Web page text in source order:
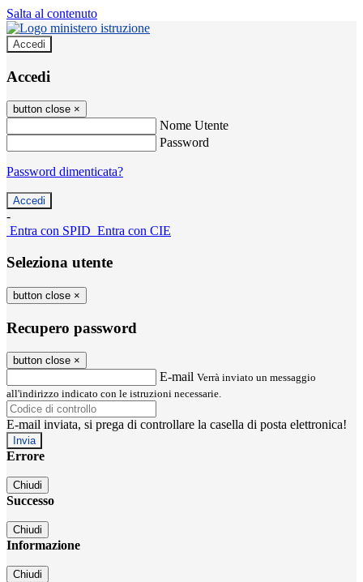
Salta al contenuto
Accedi
Accedi
button close ×
Nome Utente
Password
Password dimenticata?
-
Entra con SPID Entra con CIE
Seleziona utente
button close ×
Recupero password
button close ×
E-mail Verrà inviato un messaggio
all'indirizzo indicato con le istruzioni necessarie.
E-mail inviata, si prega di controllare la casella di posta elettronica!
Errore
Chiudi
Successo
Chiudi
Informazione
Chiudi